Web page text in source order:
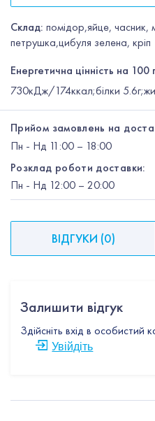
Склад: помідор,яйце, часник,
петрушка,цибуля зелена, кріп
Енергетична цінність на 100
730кДж/174ккал;білки
Прийом замовлень на
Пн - Нд 11:00 – 18:00
Розклад роботи доставки:
Пн - Нд 12:00 – 20:00
ВІДГУКИ (0)
Залишити відгук
Здійсніть вхід в особистий
Увійдіть